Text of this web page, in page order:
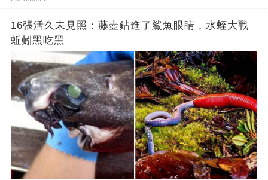
16張活久未見照：藤壺鉆進了鯊魚眼睛，水蛭大戰
蚯蚓黑吃黑